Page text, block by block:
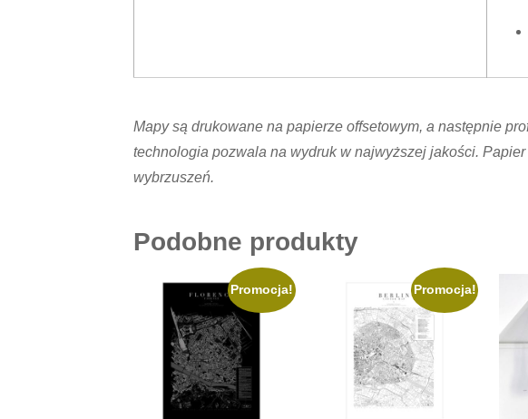
Mapy są drukowane na papierze offsetowym, a następnie
technologia pozwala na wydruk w najwyższej jakości.
wybrzuszeń.
Podobne produkty
Promocja! Promocja!